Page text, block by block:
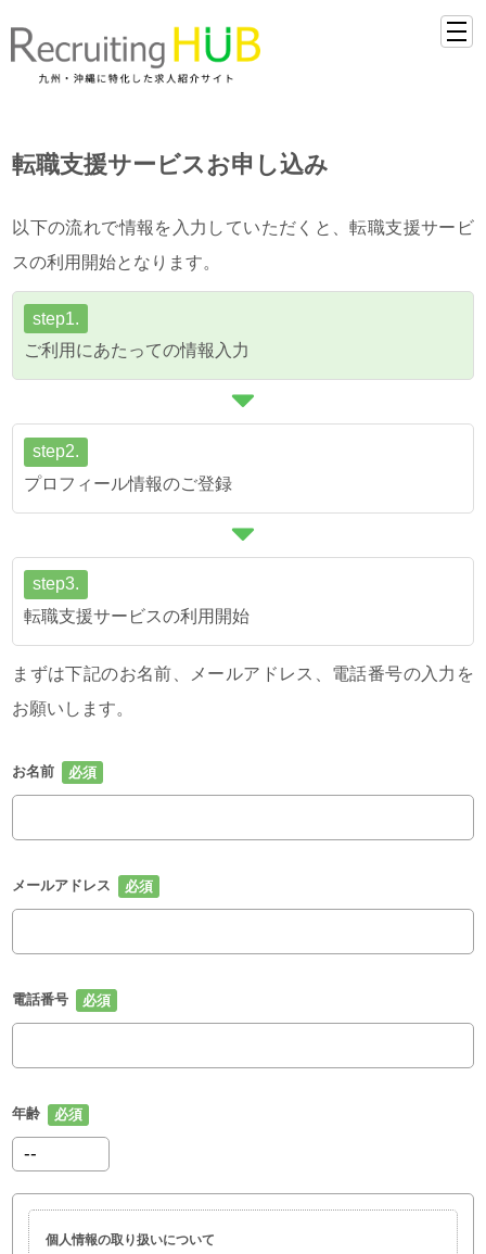
転職支援サービスお申し込み
以下の流れで情報を入力していただくと、転職支援サービ
スの利用開始となります。
step1.
ご利用にあたっての情報入力
step2.
プロフィール情報のご登録
step3.
転職支援サービスの利用開始
まずは下記のお名前、メールアドレス、電話番号の入力を
お願いします。
お名前
メールアドレス
電話番号
年齢
個人情報の取り扱いについて